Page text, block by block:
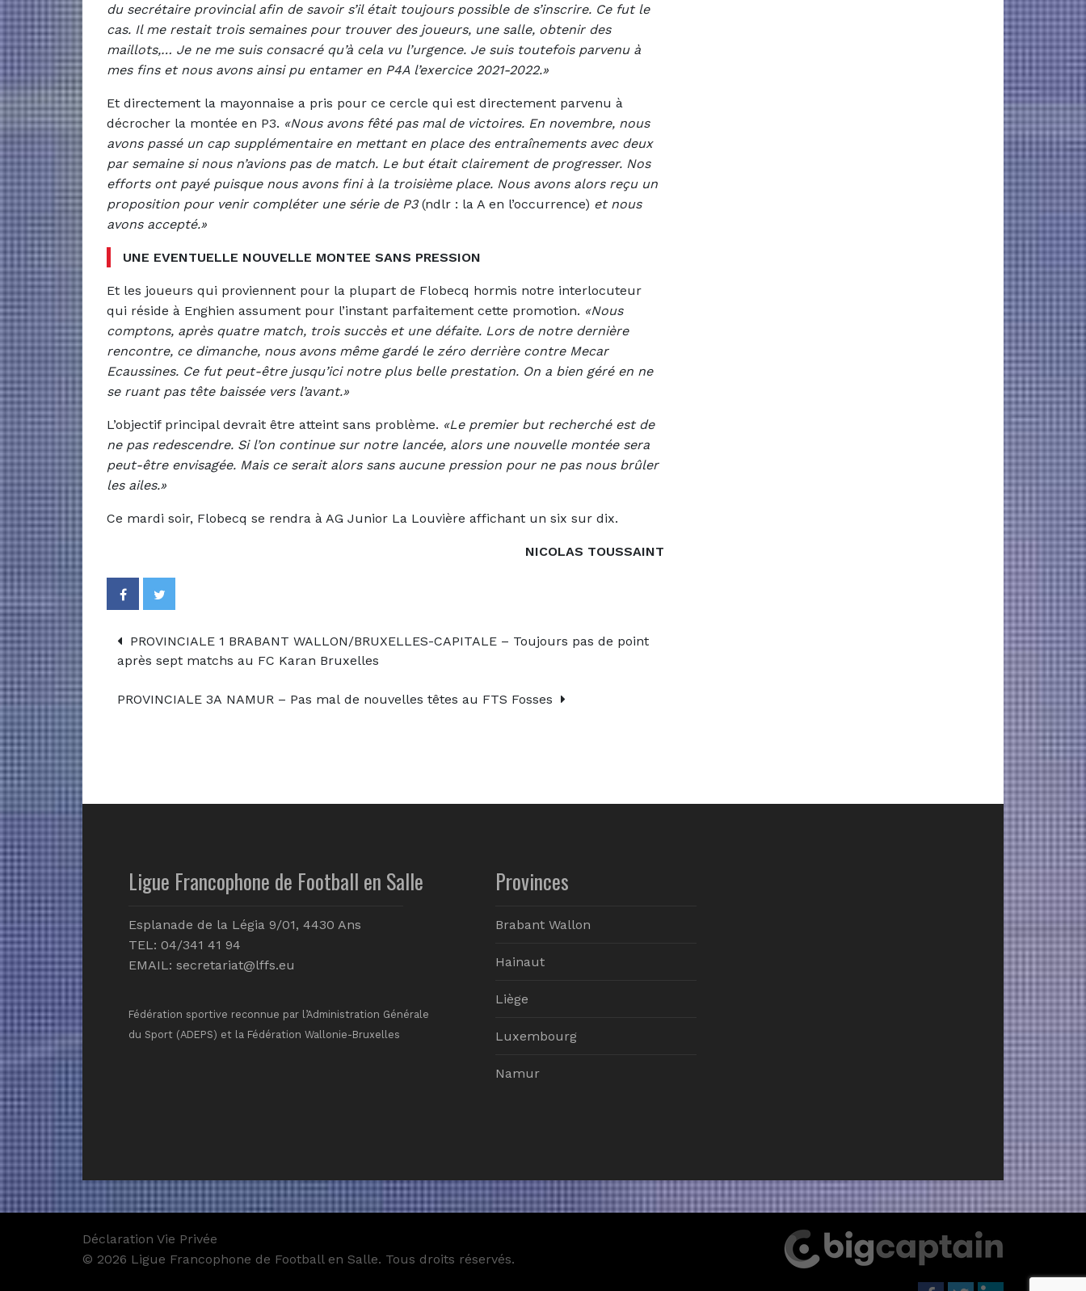
du secrétaire provincial afin de savoir s’il était toujours possible de s’inscrire. Ce fut le
cas. Il me restait trois semaines pour trouver des joueurs, une salle, obtenir des
maillots,… Je ne me suis consacré qu’à cela vu l’urgence. Je suis toutefois parvenu à
mes fins et nous avons ainsi pu entamer en P4A l’exercice 2021-2022.»
Et directement la mayonnaise a pris pour ce cercle qui est directement parvenu à
décrocher la montée en P3. «Nous avons fêté pas mal de victoires. En novembre, nous
avons passé un cap supplémentaire en mettant en place des entraînements avec deux
par semaine si nous n’avions pas de match. Le but était clairement de progresser. Nos
efforts ont payé puisque nous avons fini à la troisième place. Nous avons alors reçu un
proposition pour venir compléter une série de P3(ndlr : la A en l’occurrence) et nous
avons accepté.»
UNE EVENTUELLE NOUVELLE MONTEE SANS PRESSION
Et les joueurs qui proviennent pour la plupart de Flobecq hormis notre interlocuteur
qui réside à Enghien assument pour l’instant parfaitement cette promotion. «Nous
comptons, après quatre match, trois succès et une défaite. Lors de notre dernière
rencontre, ce dimanche, nous avons même gardé le zéro derrière contre Mecar
Ecaussines. Ce fut peut-être jusqu’ici notre plus belle prestation. On a bien géré en ne
se ruant pas tête baissée vers l’avant.»
L’objectif principal devrait être atteint sans problème. «Le premier but recherché est de
ne pas redescendre. Si l’on continue sur notre lancée, alors une nouvelle montée sera
peut-être envisagée. Mais ce serait alors sans aucune pression pour ne pas nous brûler
les ailes.»
Ce mardi soir, Flobecq se rendra à AG Junior La Louvière affichant un six sur dix.
NICOLAS TOUSSAINT
PROVINCIALE 1 BRABANT WALLON/BRUXELLES-CAPITALE – Toujours pas de point
après sept matchs au FC Karan Bruxelles
PROVINCIALE 3A NAMUR – Pas mal de nouvelles têtes au FTS Fosses
Ligue Francophone de Football en Salle
Esplanade de la Légia 9/01, 4430 Ans
TEL: 04/341 41 94
EMAIL: secretariat@lffs.eu
Fédération sportive reconnue par l’Administration Générale
du Sport (ADEPS) et la Fédération Wallonie-Bruxelles
Provinces
Brabant Wallon
Hainaut
Liège
Luxembourg
Namur
Déclaration Vie Privée
© 2026 Ligue Francophone de Football en Salle. Tous droits réservés.